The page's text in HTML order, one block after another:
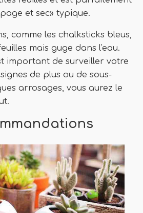
et sec» typique.
comme les chalksticks bleus,
mais guge dans l'eau.
important de surveiller votre
de plus ou de sous-
arrosages, vous aurez le